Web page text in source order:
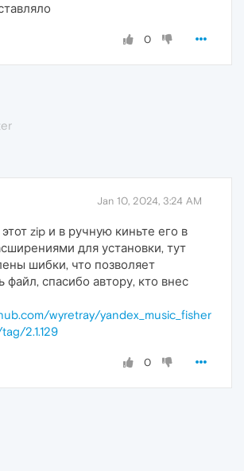
0
Jan 10, 2024, 3:24 AM
zip и в ручную киньте его в
для установки, тут
шибки, что позволяет
файл, спасибо автору, кто внес
wyretray/yandex_music_fisher
2.1.129
0